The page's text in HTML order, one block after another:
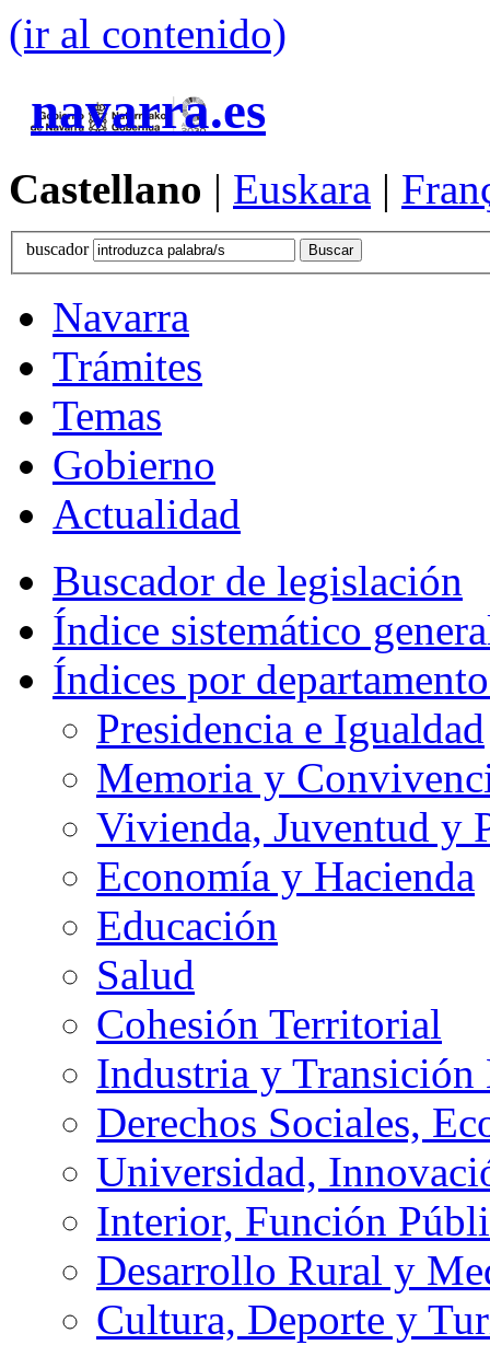
(ir al contenido)
navarra.es
Castellano | Euskara |
buscador
Navarra
Trámites
Temas
Gobierno
Actualidad
Buscador de legislación
Índice sistemático
Índices por
Presidencia e Igualdad
Memoria y
Vivienda, Juventud y
Economía y Hacienda
Educación
Salud
Cohesión Territorial
Industria y
Derechos Sociales,
Universidad,
Interior, Función
Desarrollo Rural y
Cultura, Deporte y